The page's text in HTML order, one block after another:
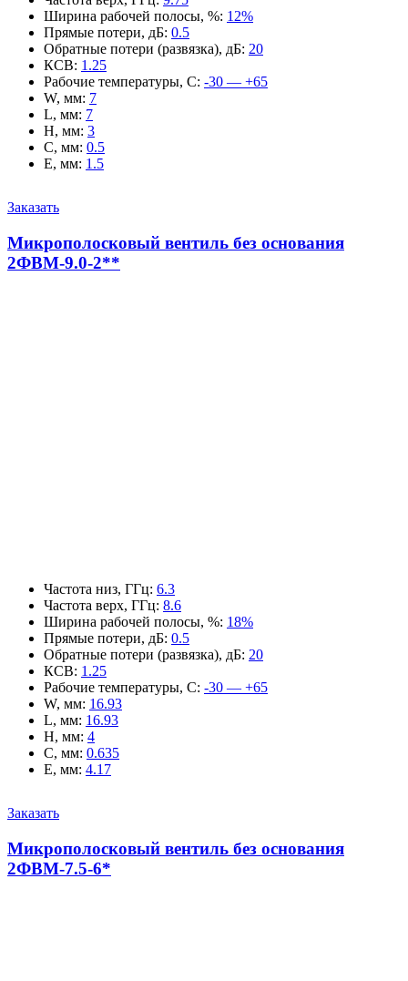
Ширина рабочей полосы, %: 12%
Прямые потери, дБ: 0.5
Обратные потери (развязка), дБ: 20
КСВ: 1.25
Рабочие температуры, С: -30 — +65
W, мм: 7
L, мм: 7
H, мм: 3
C, мм: 0.5
E, мм: 1.5
Заказать
Микрополосковый вентиль без основания
2ФВМ-9.0-2**
Частота низ, ГГц: 6.3
Частота верх, ГГц: 8.6
Ширина рабочей полосы, %: 18%
Прямые потери, дБ: 0.5
Обратные потери (развязка), дБ: 20
КСВ: 1.25
Рабочие температуры, С: -30 — +65
W, мм: 16.93
L, мм: 16.93
H, мм: 4
C, мм: 0.635
E, мм: 4.17
Заказать
Микрополосковый вентиль без основания
2ФВМ-7.5-6*